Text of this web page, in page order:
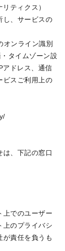
ティクス）
し、サービスの
オンライン識別
タイムゾーン設
アドレス、通信
ビスご利用上の
は、下記の窓口
上でのユーザー
上のプライバシ
が責任を負うも